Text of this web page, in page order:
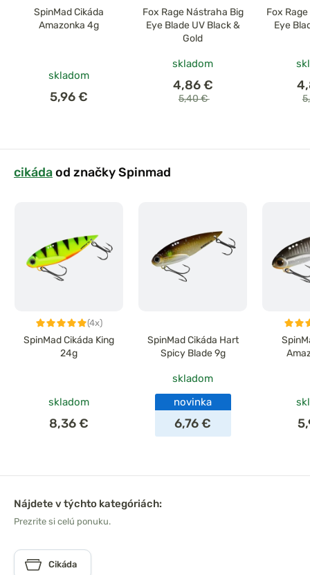
SpinMad Cikáda
Amazonka 4g
skladom
5,96 €
Fox Rage Nástraha Big
Eye Blade UV Black &
Gold
skladom
4,86 €
5,40 €
Fox
Eye
cikádaod značky Spinmad
(4x)
SpinMad Cikáda King
24g
skladom
8,36 €
SpinMad Cikáda Hart
Spicy Blade 9g
skladom
novinka
6,76 €
Nájdete v týchto kategóriách:
Prezrite si celú ponuku.
Cikáda